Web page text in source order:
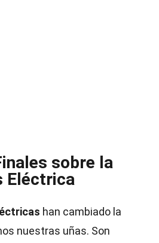
sobre la
Eléctrica
han cambiado la
nuestras uñas. Son